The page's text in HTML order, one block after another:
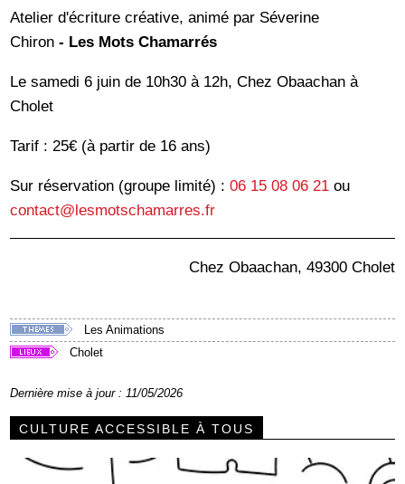
Atelier d'écriture créative, animé par Séverine
Chiron - Les Mots Chamarrés
Le samedi 6 juin de 10h30 à 12h, Chez Obaachan à
Cholet
Tarif : 25€ (à partir de 16 ans)
Sur réservation (groupe limité) :06 15 08 06 21 ou
contact@lesmotschamarres.fr
Chez Obaachan, 49300 Cholet
Les Animations
Cholet
Dernière mise à jour : 11/05/2026
CULTURE ACCESSIBLE À TOUS